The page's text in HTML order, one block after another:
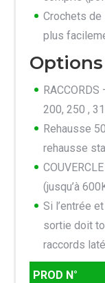
Crochets de
plus
Options
200, 250 ,
Rehausse
rehausse
(jusqu’à
Si l’entrée
sortie doit
raccords
PROD N°